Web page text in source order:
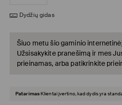
Dydžių gidas
Šiuo metu šio gaminio
Užsisakykite pranešimą ir mes
prieinamas, arba patikrinkite
Patarimas Klientai įvertino, kad dydis yra